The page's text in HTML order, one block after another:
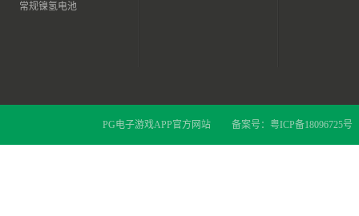
常规镍氢电池
PG电子游戏APP官方网站 备案号： 粤ICP备18096725号